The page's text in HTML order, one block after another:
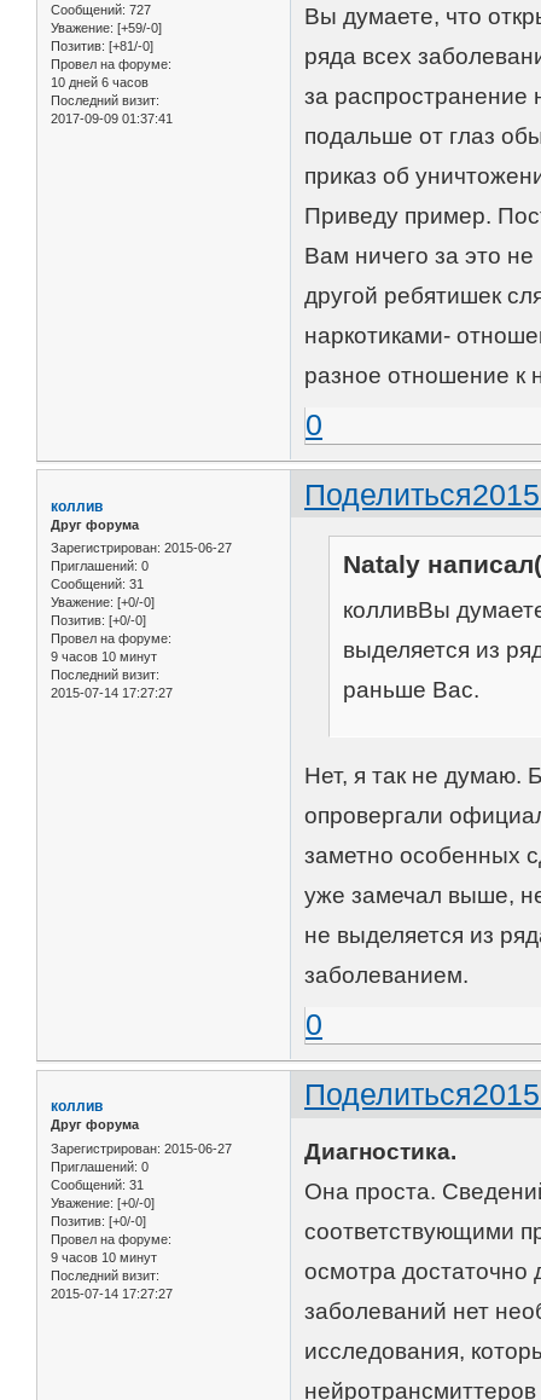
Сообщений: 727
Уважение: [+59/-0]
Позитив: [+81/-0]
Провел на форуме:
10 дней 6 часов
Последний визит:
2017-09-09 01:37:41
Вы думаете, что
ряда всех
за распространение
подальше от глаз
приказ об
Приведу пример.
Вам ничего за это
другой ребятишек
наркотиками-
разное отношение к
0
Поделиться
коллив
Друг форума
Зарегистрирован: 2015-06-27
Приглашений: 0
Сообщений: 31
Уважение: [+0/-0]
Позитив: [+0/-0]
Провел на форуме:
9 часов 10 минут
Последний визит:
2015-07-14 17:27:27
Nataly
колливВы
выделяется из
раньше Вас.
Нет, я так не думаю.
опровергали
заметно особенных
уже замечал выше,
не выделяется из
заболеванием.
0
Поделиться
коллив
Друг форума
Зарегистрирован: 2015-06-27
Приглашений: 0
Сообщений: 31
Уважение: [+0/-0]
Позитив: [+0/-0]
Провел на форуме:
9 часов 10 минут
Последний визит:
2015-07-14 17:27:27
Диагностика.
Она проста.
соответствующими
осмотра достаточно
заболеваний нет
исследования,